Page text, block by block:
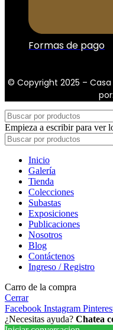
Formas de pago
© Copyright 2025 –
por:
Empieza a escribir para ver
Inicio
Galería
Tienda
Colecciones
Subastas
Exposiciones
Publicaciones
Nosotros
Blog
Contáctenos
Ingreso / Registro
Carro de la compra
Cerrar
Facebook Instagram
¿Necesitas ayuda? Chatea